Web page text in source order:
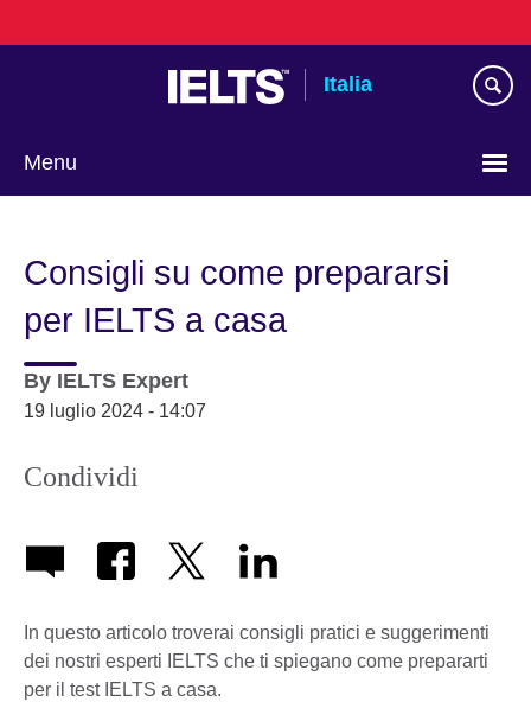
to
Italia
Menu
Consigli su come prepararsi
per IELTS a casa
By IELTS Expert
19 luglio 2024 - 14:07
Condividi
In questo articolo troverai consigli pratici e suggerimenti
dei nostri esperti IELTS che ti spiegano come prepararti
per il test IELTS a casa.